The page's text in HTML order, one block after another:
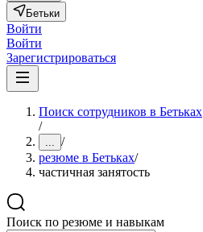
Бетьки
Войти
Войти
Зарегистрироваться
Поиск сотрудников в Бетьках
/
... /
резюме в Бетьках/
частичная занятость
Поиск по резюме и навыкам